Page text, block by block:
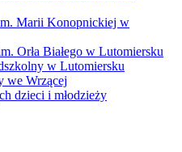
Marii Konopnickiej w
Orła Białego w Lutomiersku
w Lutomiersku
we Wrzącej
dzieci i młodzieży